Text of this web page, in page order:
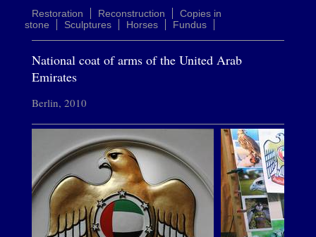
Restoration
Reconstruction
Copies in
stone
Sculptures Horses Fundus
National coat of arms of the United Arab
Emirates
Berlin, 2010